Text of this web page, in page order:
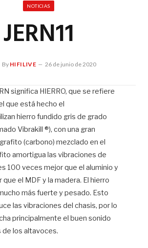
NOTICIAS
JERN11
By HIFILIVE 26 de junio de 2020
significa HIERRO, que se refiere
que está hecho el
hierro fundido gris de grado
Vibrakill ®), con una gran
(carbono) mezclado en el
amortigua las vibraciones de
100 veces mejor que el aluminio y
el MDF y la madera. El hierro
más fuerte y pesado. Esto
las vibraciones del chasis, por lo
principalmente el buen sonido
de los altavoces.